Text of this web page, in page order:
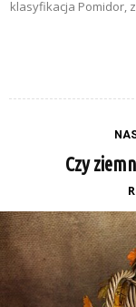
klasyfikacja Pomidor,
Czy